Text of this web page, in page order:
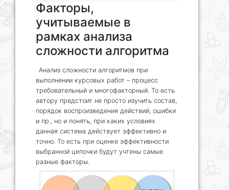
Факторы,
учитываемые в
рамках анализа
сложности алгоритма
Анализ сложности алгоритмов при
выполнении курсовых работ – процесс
требовательный и многофакторный. То есть
автору предстоит не просто изучить состав,
порядок воспроизведения действий, ошибки
и пр., но и понять, при каких условиях
данная система действует эффективно и
точно. То есть при оценке эффективности
выбранной цепочки будут учтены самые
разные факторы.